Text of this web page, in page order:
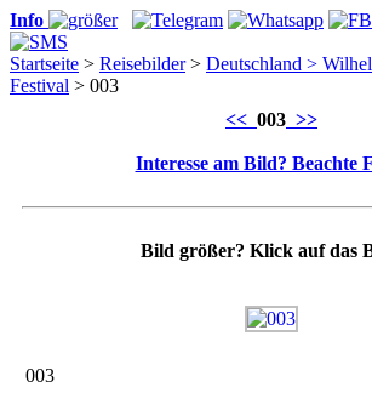
Info
Startseite > Reisebilder> Deutschland >
Festival > 003
<< 003 >>
Interesse am Bild? Beachte
Bild größer? Klick auf das
003